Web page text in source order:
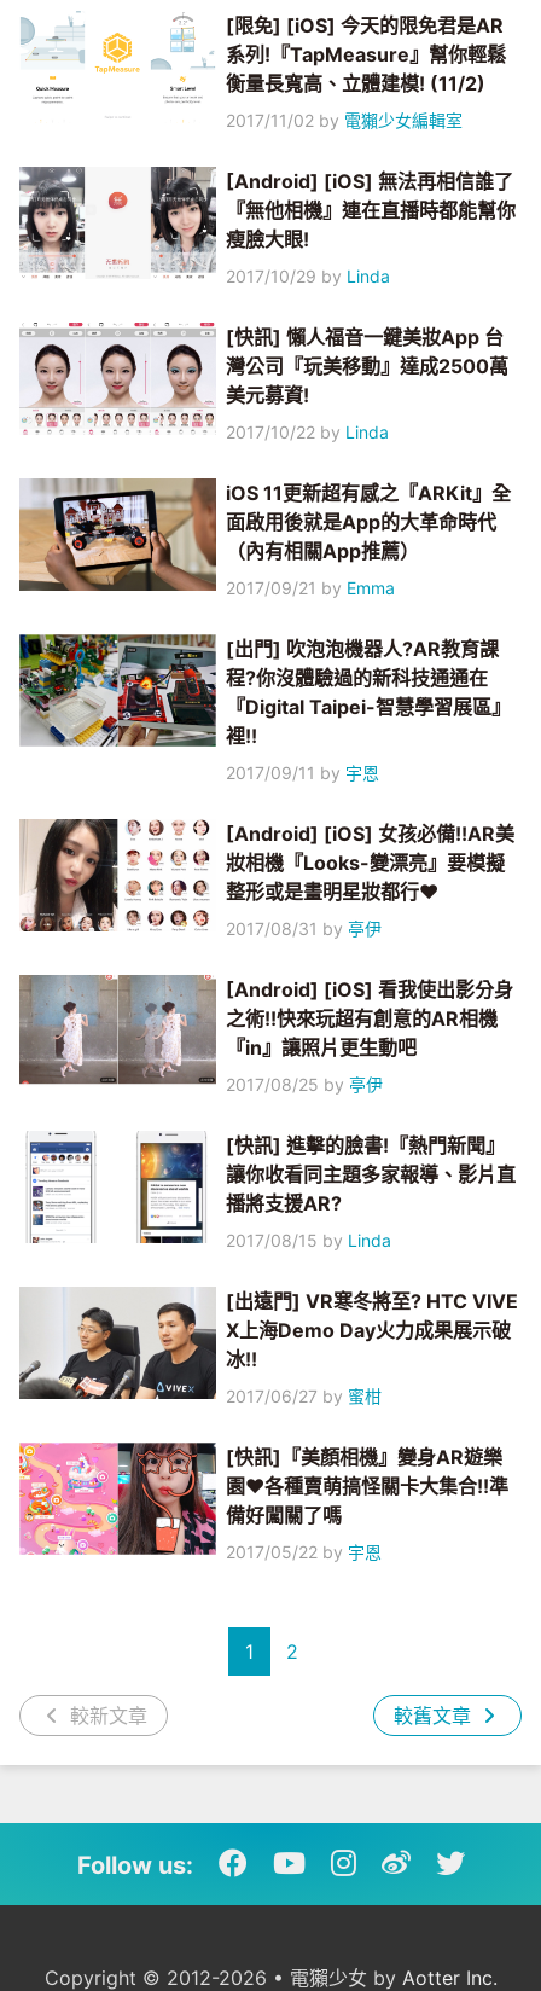
[限免] [iOS] 今天的限免君是AR
系列!『TapMeasure』幫你輕鬆
衡量長寬高、立體建模! (11/2)
2017/11/02 by 電獺少女編輯室
[Android] [iOS] 無法再相信誰了
『無他相機』連在直播時都能幫你
瘦臉大眼!
2017/10/29 by Linda
[快訊] 懶人福音一鍵美妝App 台
灣公司『玩美移動』達成2500萬
美元募資!
2017/10/22 by Linda
iOS 11更新超有感之『ARKit』全
面啟用後就是App的大革命時代
（內有相關App推薦）
2017/09/21 by Emma
[出門] 吹泡泡機器人?AR教育課
程?你沒體驗過的新科技通通在
『Digital Taipei-智慧學習展區』
裡!!
2017/09/11 by 宇恩
[Android] [iOS] 女孩必備!!AR美
妝相機『Looks-變漂亮』要模擬
整形或是畫明星妝都行♥
2017/08/31 by亭伊
[Android] [iOS] 看我使出影分身
之術!!快來玩超有創意的AR相機
『in』讓照片更生動吧
2017/08/25 by亭伊
[快訊] 進擊的臉書!『熱門新聞』
讓你收看同主題多家報導、影片直
播將支援AR?
2017/08/15 by Linda
[出遠門] VR寒冬將至? HTC VIVE
X上海Demo Day火力成果展示破
冰!!
2017/06/27 by 蜜柑
[快訊]『美顏相機』變身AR遊樂
園♥各種賣萌搞怪關卡大集合!!準
備好闖關了嗎
2017/05/22 by 宇恩
較新文章
1 2
較舊文章
Follow us:
Copyright © 2012-2026 • 電獺少女 by Aotter Inc.